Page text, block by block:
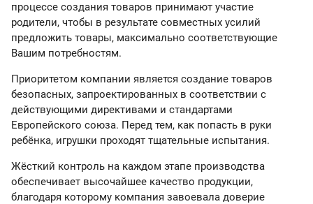
процессе создания товаров принимают участие
родители, чтобы в результате совместных усилий
предложить товары, максимально соответствующие
Вашим потребностям.
Приоритетом компании является создание товаров
безопасных, запроектированных в соответствии с
действующими директивами и стандартами
Европейского союза. Перед тем, как попасть в руки
ребёнка, игрушки проходят тщательные испытания.
Жёсткий контроль на каждом этапе производства
обеспечивает высочайшее качество продукции,
благодаря которому компания завоевала доверие